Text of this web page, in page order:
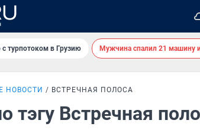
с турпотоком в Грузию Мужчина спалил 21 машину
НОВОСТИ ВСТРЕЧНАЯ ПОЛОСА
тэгу Встречная